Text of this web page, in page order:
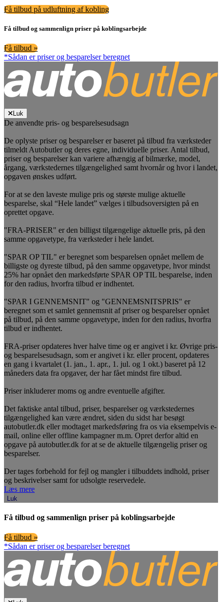
Få tilbud på udluftning af kobling
Få tilbud og sammenlign priser på koblingsarbejde
Få tilbud »
*Sådan er priser og besparelser beregnet
Luk
De anvendte pris- og besparelsesudsagn
De oplyste priser og besparelser er baseret på tilbud fra værksteder
tilmeldt Autobutler og deres egne, individuelle priser. Antal tilbud,
priser og besparelser kan variere afhængig af bilmærke, model,
årgang, værkstedernes tilgængelighed samt hvornår og hvor i landet,
opgaven ønskes udført.
For at se den laveste mulige pris og største mulige aktuelle
besparelse, skal “Hele landet” vælges i tilbudsoversigten på en
oprettet opgave.
"FRA-PRISER" er den billigst tilgængelige aktuelle pris, på den
samme opgavetype, fra værksteder i hele landet.
"SPAR OP TIL" er beregnet som besparelsen opnået mellem de
billigste og dyreste tilbud, på den samme opgavetype, hvor mindst
25% har opnået den markedsførte SPAR OP TIL besparelse, inden
for den radius, hvorfra tilbud er indhentet.
"SPAR I GENNEMSNIT" og "GENNEMSNITSPRIS" er
beregnet som et samlet gennemsnit af priser og besparelser opnået
på tilbud, på den samme opgavetype, inden for den radius, hvorfra
tilbud er indhentet.
FRA-priser opdateres hver halve time og er angivet i kr. Øvrige pris-
og besparelsesudsagn, som er angivet i kr. eller procent, opdateres
en gang i kvartalet (1. jan., 1. apr., 1. jul. og 1 okt.) baseret på 12
måneders data fra opgaver, der har fået mindst fire tilbud.
Priser inkluderer moms og andre eventuelle afgifter.
Det faktiske antal tilbud, priser, besparelser og værkstedernes
tilgængelighed kan være ændret, siden du sidst har besøgt
autobutler.dk eller modtaget markedsføring fra os via eksempelvis e-
mail, online eller offline kampagner m.m. Opret derfor altid en
opgave på autobutler.dk for at se de aktuelle tilgængelig priser og
besparelser.
Der tages forbehold for fejl og mangler i tilbuddets indhold, priser
og beskrivelser samt for udsolgte reservedele.
Læs mere
Luk
Få tilbud og sammenlign priser på koblingsarbejde
Få tilbud »
*Sådan er priser og besparelser beregnet